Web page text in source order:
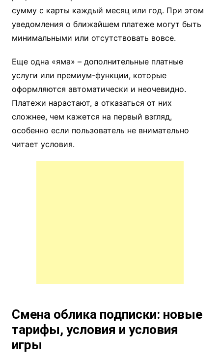
сумму с карты каждый месяц или год. При этом
уведомления о ближайшем платеже могут быть
минимальными или отсутствовать вовсе.
Еще одна «яма» – дополнительные платные
услуги или премиум-функции, которые
оформляются автоматически и неочевидно.
Платежи нарастают, а отказаться от них
сложнее, чем кажется на первый взгляд,
особенно если пользователь не внимательно
читает условия.
Смена облика подписки: новые
тарифы, условия и условия
игры